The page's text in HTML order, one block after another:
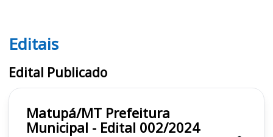
Editais
Editais
Edital Publicado
Matupá/MT Prefeitura
Municipal - Edital 002/2024